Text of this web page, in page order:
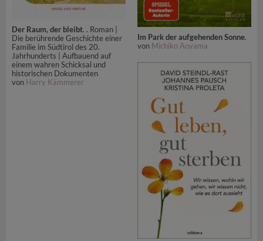
Der Raum, der bleibt. . Roman |
Die berührende Geschichte einer
Familie im Südtirol des 20.
Jahrhunderts | Aufbauend auf
einem wahren Schicksal und
historischen Dokumenten
von Harry Kämmerer
Im Park der aufgehenden Sonne.
von Michiko Aoyama